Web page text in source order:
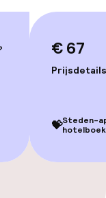
€ 67
Prijsdetails
💝Steden-